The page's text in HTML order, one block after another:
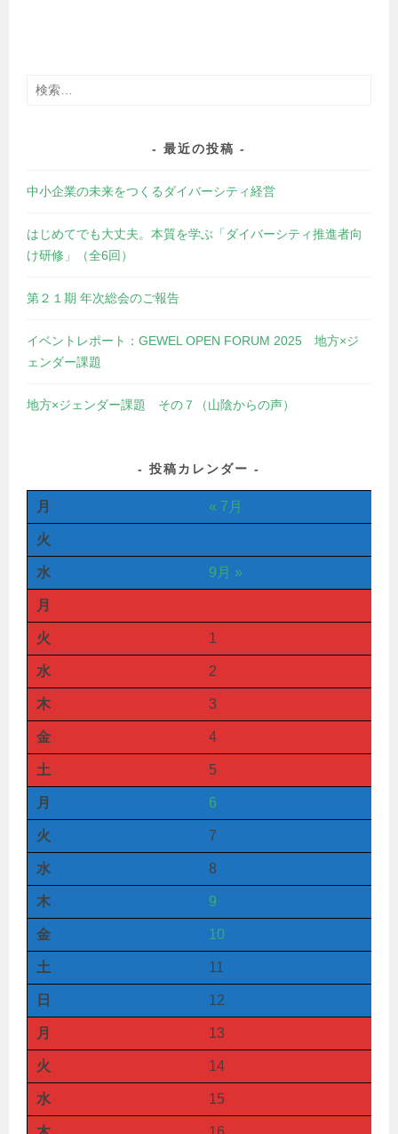
検
最近の投稿
中小企業の未来をつくるダイバーシティ経営
はじめてでも大丈夫。本質を学ぶ「ダイバーシティ推進者向
け研修」（全6回）
第２１期 年次総会のご報告
イベントレポート：GEWEL OPEN FORUM 2025 地方×ジ
ェンダー課題
地方×ジェンダー課題 その７（山陰からの声）
投稿カレンダー
月 « 7月
火
水 9月 »
月
火 1
水 2
木 3
金 4
土 5
月 6
火 7
水 8
木 9
金 10
土 11
日 12
月 13
火 14
水 15